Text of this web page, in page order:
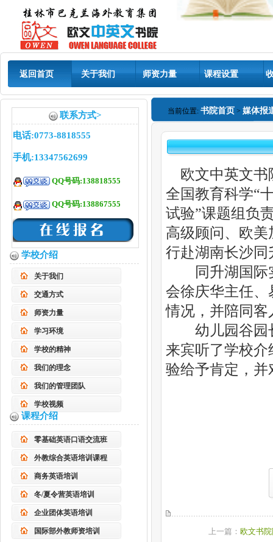
返回首页 关于我们 师资力量 课程设置
当前位置: 书院首页 > 媒体报
欧文中英文书
全国教育科学“
试验”课题组负
高级顾问、欧
行赴湖南长沙
同升湖国际实
会徐庆华主任
情况，并陪同
幼儿园谷园长
来宾听了学校
验给予肯定，
上一篇：欧文书
联系方式>
电话:0773-8818555
手机:13347562699
QQ号码:138818555
QQ号码:138867555
学校介绍
关于我们
交通方式
师资力量
学习环境
学校的精神
我们的理念
我们的管理团队
学校视频
课程介绍
零基础英语口语交流班
外教综合英语培训课程
商务英语培训
冬/夏令营英语培训
企业团体英语培训
国际部外教师资培训